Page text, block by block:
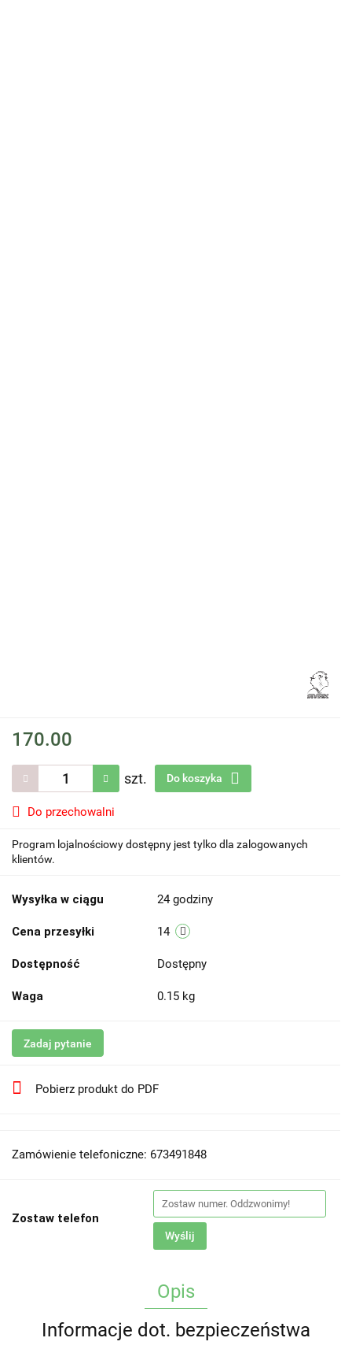
170.00
szt. Do koszyka
Do przechowalni
Program lojalnościowy dostępny jest tylko dla zalogowanych
klientów.
Wysyłka w ciągu 24 godziny
Cena przesyłki 14
Dostępność Dostępny
Waga 0.15 kg
Zadaj pytanie
Pobierz produkt do PDF
Zamówienie telefoniczne: 673491848
Zostaw telefon
Wyślij
Opis
Informacje dot. bezpieczeństwa